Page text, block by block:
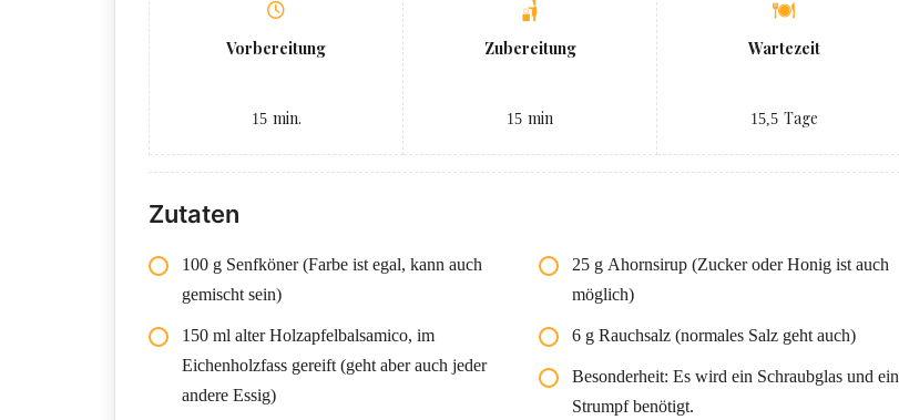
Vorbereitung
15 min.
Zubereitung
15 min
Wartezeit
15,5 Tage
Zutaten
100 g Senfköner (Farbe ist egal, kann auch
gemischt sein)
150 ml alter Holzapfelbalsamico, im
Eichenholzfass gereift (geht aber auch jeder
andere Essig)
25 g Ahornsirup (Zucker oder Honig ist auch
möglich)
6 g Rauchsalz (normales Salz geht auch)
Besonderheit: Es wird ein Schraubglas und ein
Strumpf benötigt.